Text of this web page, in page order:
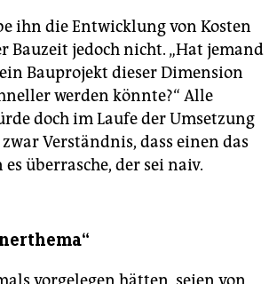
ihn die Entwicklung von Kosten
Bauzeit jedoch nicht. „Hat jemand
Bauprojekt dieser Dimension
werden könnte?“ Alle
doch im Laufe der Umsetzung
Verständnis, dass einen das
es überrasche, der sei naiv.